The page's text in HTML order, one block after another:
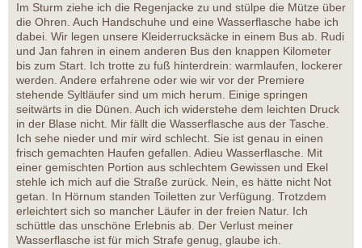
Im Sturm ziehe ich die Regenjacke zu und stülpe die Mütze über
die Ohren. Auch Handschuhe und eine Wasserflasche habe ich
dabei. Wir legen unsere Kleiderrucksäcke in einem Bus ab. Rudi
und Jan fahren in einem anderen Bus den knappen Kilometer
bis zum Start. Ich trotte zu fuß hinterdrein: warmlaufen, lockerer
werden. Andere erfahrene oder wie wir vor der Premiere
stehende Syltläufer sind um mich herum. Einige springen
seitwärts in die Dünen. Auch ich widerstehe dem leichten Druck
in der Blase nicht. Mir fällt die Wasserflasche aus der Tasche.
Ich sehe nieder und mir wird schlecht. Sie ist genau in einen
frisch gemachten Haufen gefallen. Adieu Wasserflasche. Mit
einer gemischten Portion aus schlechtem Gewissen und Ekel
stehle ich mich auf die Straße zurück. Nein, es hätte nicht Not
getan. In Hörnum standen Toiletten zur Verfügung. Trotzdem
erleichtert sich so mancher Läufer in der freien Natur. Ich
schüttle das unschöne Erlebnis ab. Der Verlust meiner
Wasserflasche ist für mich Strafe genug, glaube ich.